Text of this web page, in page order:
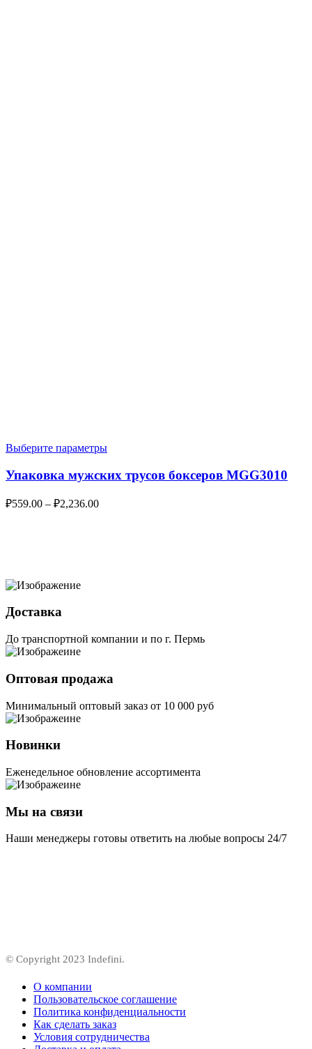
Выберите параметры
Упаковка мужских трусов боксеров MGG3010
₽559.00 – ₽2,236.00
Доставка
До транспортной компании и по г. Пермь
Оптовая продажа
Минимальный оптовый заказ от 10 000 руб
Новинки
Еженедельное обновление ассортимента
Мы на связи
Наши менеджеры готовы ответить на любые вопросы 24/7
© Copyright 2023 Indefini.
О компании
Пользовательское соглашение
Политика конфиденциальности
Как сделать заказ
Условия сотрудничества